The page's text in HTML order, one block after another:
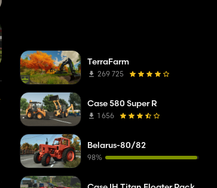
TerraFarm
269 725
Case 580 Super R
1 656
Belarus-80/82
98%